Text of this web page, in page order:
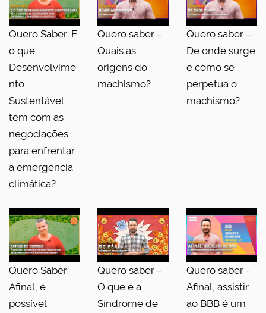
Quero Saber: E
o que
Desenvolvime
nto
Sustentável
tem com as
negociações
para enfrentar
a emergência
climática?
Quero saber –
Quais as
origens do
machismo?
Quero saber –
De onde surge
e como se
perpetua o
machismo?
Quero Saber:
Afinal, é
possível
Quero saber –
O que é a
Síndrome de
Quero saber -
Afinal, assistir
ao BBB é um